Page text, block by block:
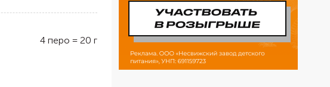
4 перо = 20 г